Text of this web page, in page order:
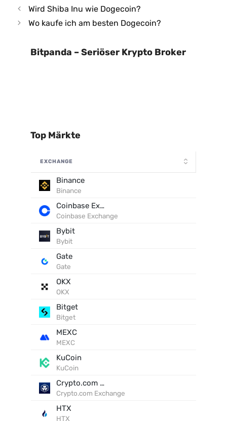
Wird Shiba Inu wie Dogecoin?
Wo kaufe ich am besten Dogecoin?
Bitpanda – Seriöser Krypto Broker
Top Märkte
EXCHANGE
Binance
Binance
Coinbase Exchange
Coinbase Exchange
Bybit
Bybit
Gate
Gate
OKX
OKX
Bitget
Bitget
MEXC
MEXC
KuCoin
KuCoin
Crypto.com Exchange
Crypto.com Exchange
HTX
HTX